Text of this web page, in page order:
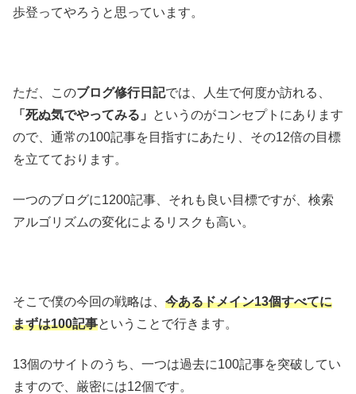
歩登ってやろうと思っています。
ただ、このブログ修行日記では、人生で何度か訪れる、
「死ぬ気でやってみる」
というのがコンセプトにあります
ので、通常の100記事を目指すにあたり、その12倍の目標
を立てております。
一つのブログに1200記事、それも良い目標ですが、検索
アルゴリズムの変化によるリスクも高い。
そこで僕の今回の戦略は、 今あるドメイン13個すべてに
まずは100記事ということで行きます。
13個のサイトのうち、一つは過去に100記事を突破してい
ますので、厳密には12個です。